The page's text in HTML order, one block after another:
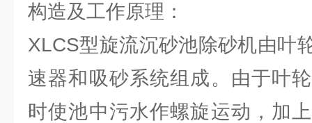
构造及工作原理：
XLCS型旋流沉砂池除砂机由叶
速器和吸砂系统组成。由于叶
时使池中污水作螺旋运动，加